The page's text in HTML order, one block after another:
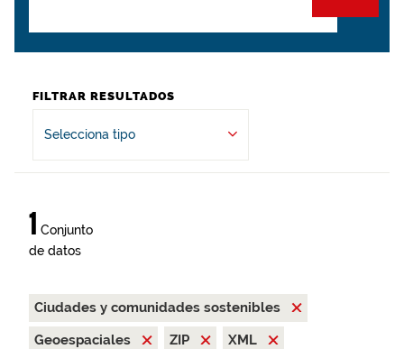
FILTRAR RESULTADOS
Selecciona tipo
1 Conjunto
de datos
Ciudades y comunidades sostenibles
Geoespaciales
ZIP
XML